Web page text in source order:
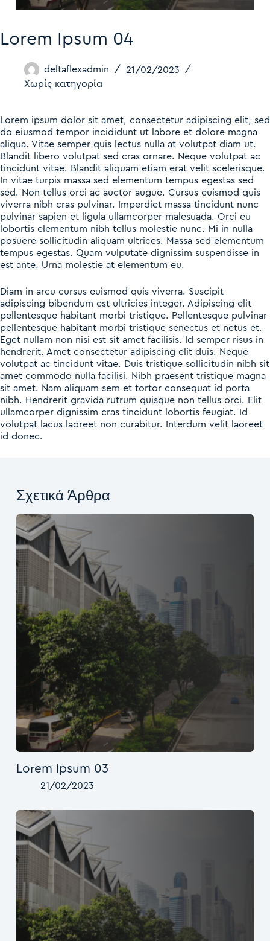
Lorem Ipsum 04
deltaflexadmin
21/02/2023
Χωρίς κατηγορία
Lorem ipsum dolor sit amet, consectetur adipiscing elit, sed
do eiusmod tempor incididunt ut labore et dolore magna
aliqua. Vitae semper quis lectus nulla at volutpat diam ut.
Blandit libero volutpat sed cras ornare. Neque volutpat ac
tincidunt vitae. Blandit aliquam etiam erat velit scelerisque.
In vitae turpis massa sed elementum tempus egestas sed
sed. Non tellus orci ac auctor augue. Cursus euismod quis
viverra nibh cras pulvinar. Imperdiet massa tincidunt nunc
pulvinar sapien et ligula ullamcorper malesuada. Orci eu
lobortis elementum nibh tellus molestie nunc. Mi in nulla
posuere sollicitudin aliquam ultrices. Massa sed elementum
tempus egestas. Quam vulputate dignissim suspendisse in
est ante. Urna molestie at elementum eu.
Diam in arcu cursus euismod quis viverra. Suscipit
adipiscing bibendum est ultricies integer. Adipiscing elit
pellentesque habitant morbi tristique. Pellentesque pulvinar
pellentesque habitant morbi tristique senectus et netus et.
Eget nullam non nisi est sit amet facilisis. Id semper risus in
hendrerit. Amet consectetur adipiscing elit duis. Neque
volutpat ac tincidunt vitae. Duis tristique sollicitudin nibh sit
amet commodo nulla facilisi. Nibh praesent tristique magna
sit amet. Nam aliquam sem et tortor consequat id porta
nibh. Hendrerit gravida rutrum quisque non tellus orci. Elit
ullamcorper dignissim cras tincidunt lobortis feugiat. Id
volutpat lacus laoreet non curabitur. Interdum velit laoreet
id donec.
Σχετικά Άρθρα
Lorem Ipsum 03
21/02/2023